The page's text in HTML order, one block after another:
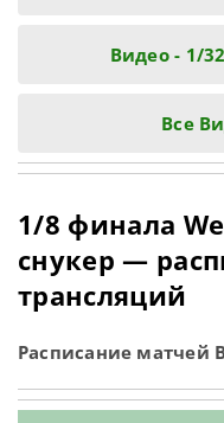
Видео - 1/
Все
1/8 финала
снукер —
трансляций
Расписание матчей